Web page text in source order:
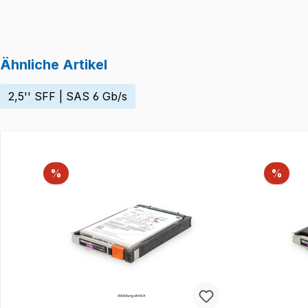
Ähnliche Artikel
2,5'' SFF | SAS 6 Gb/s
% Rabatt %